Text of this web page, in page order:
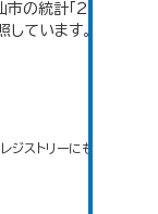
市の統計「2-1 年齢（各
しています。
ストリーにもアクセス可